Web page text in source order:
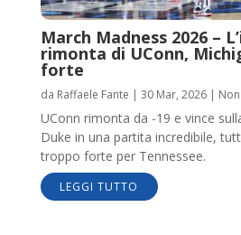
March Madness 2026 –
rimonta di UConn,
forte
da Raffaele Fante | 30 Mar, 2026|
UConn rimonta da -19 e vince
Duke in una partita incredibile,
troppo forte per Tennessee.
LEGGI TUTTO